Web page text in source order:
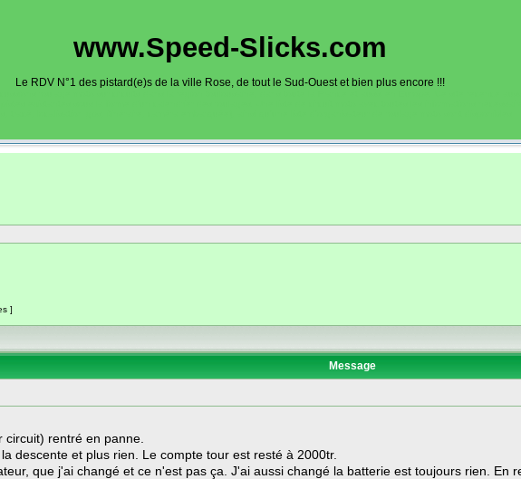
www.Speed-Slicks.com
Le RDV N°1 des pistard(e)s de la ville Rose, de tout le Sud-Ouest et bien plus encore !!!
]
Message
circuit) rentré en panne.
descente et plus rien. Le compte tour est resté à 2000tr.
que j'ai changé et ce n'est pas ça. J'ai aussi changé la batterie est toujours rien. En